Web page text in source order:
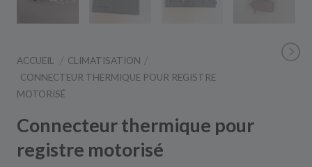
ACCUEIL
CLIMATISATION
CONNECTEUR THERMIQUE POUR REGISTRE
MOTORISÉ
Connecteur thermique pour
registre motorisé